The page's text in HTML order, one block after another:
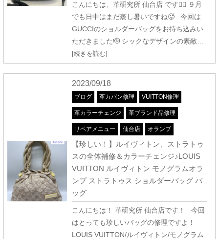
こんにちは、革研究所 仙台店 です🤽‍♀️ ９月
でも日中はまだ蒸し暑いですね🥵 今回は
GUCCIのショルダーバッグをお持ち込みい
ただきました🫡 シックなデザインの素敵…
[続きを読む]
2023/09/18
ブログ 革カバン修理 VUITTON修理
革カラーチェンジ 革ブランド品修理
リペアメニュー 仙台店 オランプ
【珍しい！】ルイヴィトン、ストラトゥ
スの全体補修＆カラーチェンジ♪LOUIS
VUITTON ルイヴィトン モノグラムオラ
ンプ ストラトゥス ショルダーバッグ バ
ッグ
こんにちは！ 革研究所 仙台店です！ 今回
はとっても珍しいバッグの修理ですよ！
LOUIS VUITTON/ルイヴィトン/モノグラム